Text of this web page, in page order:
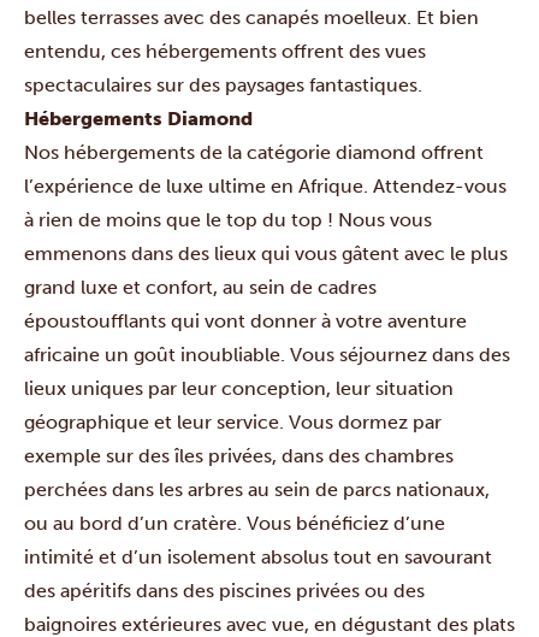
belles terrasses avec des canapés moelleux. Et bien
entendu, ces hébergements offrent des vues
spectaculaires sur des paysages fantastiques.
Hébergements Diamond
Nos hébergements de la catégorie diamond offrent
l’expérience de luxe ultime en Afrique. Attendez-vous
à rien de moins que le top du top ! Nous vous
emmenons dans des lieux qui vous gâtent avec le plus
grand luxe et confort, au sein de cadres
époustoufflants qui vont donner à votre aventure
africaine un goût inoubliable. Vous séjournez dans des
lieux uniques par leur conception, leur situation
géographique et leur service. Vous dormez par
exemple sur des îles privées, dans des chambres
perchées dans les arbres au sein de parcs nationaux,
ou au bord d’un cratère. Vous bénéficiez d’une
intimité et d’un isolement absolus tout en savourant
des apéritifs dans des piscines privées ou des
baignoires extérieures avec vue, en dégustant des plats